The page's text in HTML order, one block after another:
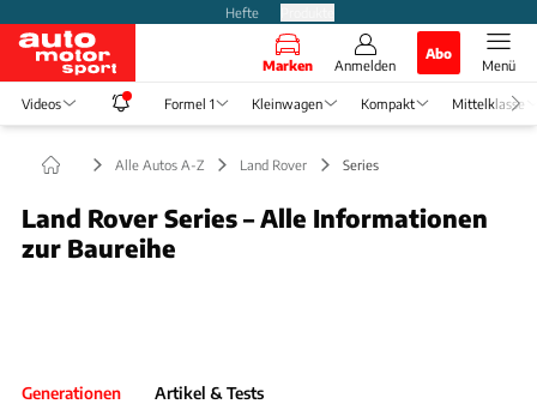
Hefte
Marken Anmelden
Abo
Menü
Videos Formel 1 Kleinwagen Kompakt Mittelklasse
Alle Autos A-Z Land Rover Series
Land Rover Series – Alle Informationen
zur Baureihe
Generationen Artikel & Tests